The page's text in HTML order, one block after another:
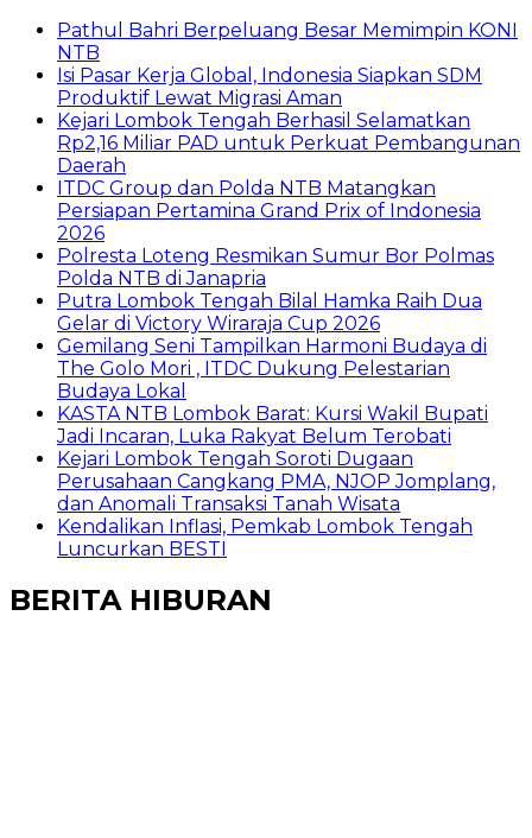
Pathul Bahri Berpeluang Besar Memimpin KONI
NTB
​Isi Pasar Kerja Global, Indonesia Siapkan SDM
Produktif Lewat Migrasi Aman
Kejari Lombok Tengah Berhasil Selamatkan
Rp2,16 Miliar PAD untuk Perkuat Pembangunan
Daerah
ITDC Group dan Polda NTB Matangkan
Persiapan Pertamina Grand Prix of Indonesia
2026
Polresta Loteng Resmikan Sumur Bor Polmas
Polda NTB di Janapria
Putra Lombok Tengah Bilal Hamka Raih Dua
Gelar di Victory Wiraraja Cup 2026
Gemilang Seni Tampilkan Harmoni Budaya di
The Golo Mori , ITDC Dukung Pelestarian
Budaya Lokal
KASTA NTB Lombok Barat: Kursi Wakil Bupati
Jadi Incaran, Luka Rakyat Belum Terobati
Kejari Lombok Tengah Soroti Dugaan
Perusahaan Cangkang PMA, NJOP Jomplang,
dan Anomali Transaksi Tanah Wisata
Kendalikan Inflasi, Pemkab Lombok Tengah
Luncurkan BESTI
BERITA HIBURAN